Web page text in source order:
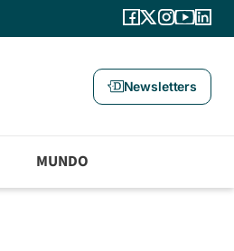
Newsletters
MUNDO